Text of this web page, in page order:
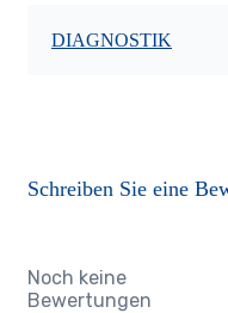
DIAGNOSTIK
Schreiben Sie eine
Noch keine
Bewertungen